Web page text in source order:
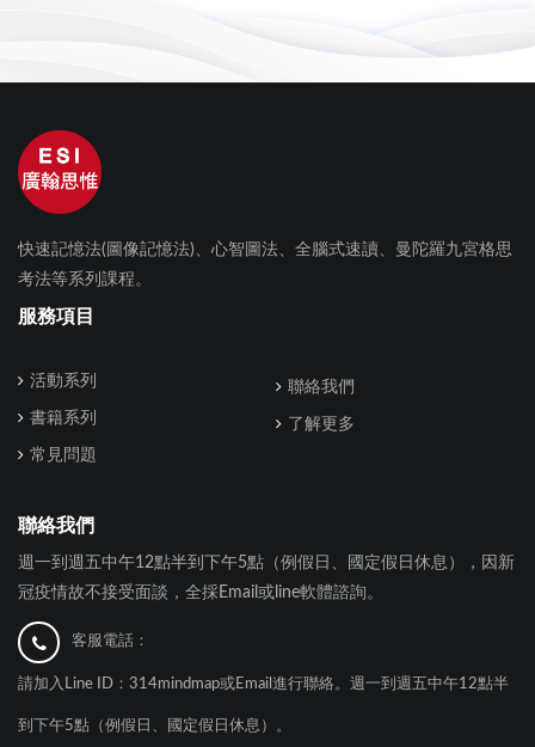
快速記憶法(圖像記憶法)、心智圖法、全腦式速讀、曼陀羅九宮格思
考法等系列課程。
服務項目
活動系列
書籍系列
常見問題
聯絡我們
了解更多
聯絡我們
週一到週五中午12點半到下午5點（例假日、國定假日休息），因新
冠疫情故不接受面談，全採Email或line軟體諮詢。
客服電話：
請加入Line ID：314mindmap或Email進行聯絡。週一到週五中午12點半
到下午5點（例假日、國定假日休息）。